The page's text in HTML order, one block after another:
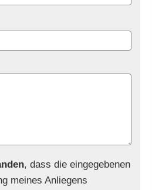
, dass die eingegebenen
meines Anliegens